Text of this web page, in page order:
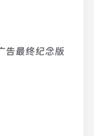
告最终纪念版